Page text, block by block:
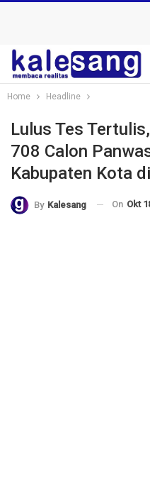
Home Headline
Lulus Tes
708 Calon
Kabupaten Kota
By Kalesang On Okt